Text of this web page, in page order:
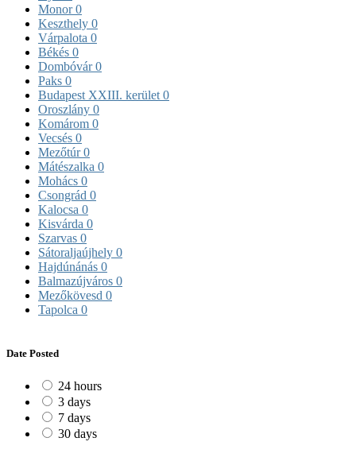
Monor0
Keszthely 0
Várpalota 0
Békés 0
Dombóvár0
Paks 0
Budapest XXIII. kerület 0
Oroszlány 0
Komárom 0
Vecsés 0
Mezőtúr0
Mátészalka 0
Mohács 0
Csongrád 0
Kalocsa 0
Kisvárda 0
Szarvas 0
Sátoraljaújhely 0
Hajdúnánás 0
Balmazújváros 0
Mezőkövesd 0
Tapolca 0
Date Posted
24 hours
3 days
7 days
30 days